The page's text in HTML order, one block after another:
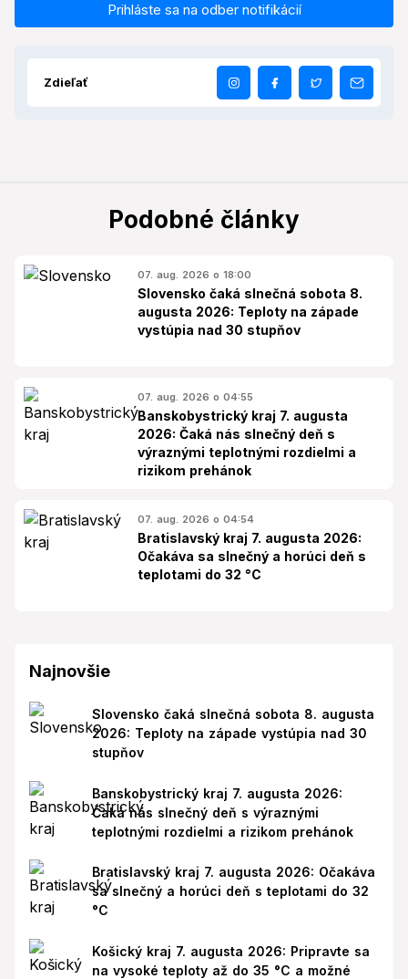
Prihláste sa na odber notifikácií
Zdieľať
Podobné články
07. aug. 2026 o 18:00
Slovensko čaká slnečná sobota 8.
augusta 2026: Teploty na západe
vystúpia nad 30 stupňov
07. aug. 2026 o 04:55
Banskobystrický kraj 7. augusta
2026: Čaká nás slnečný deň s
výraznými teplotnými rozdielmi a
rizikom prehánok
07. aug. 2026 o 04:54
Bratislavský kraj 7. augusta 2026:
Očakáva sa slnečný a horúci deň s
teplotami do 32 °C
Najnovšie
Slovensko čaká slnečná sobota 8. augusta
2026: Teploty na západe vystúpia nad 30
stupňov
Banskobystrický kraj 7. augusta 2026:
Čaká nás slnečný deň s výraznými
teplotnými rozdielmi a rizikom prehánok
Bratislavský kraj 7. augusta 2026: Očakáva
sa slnečný a horúci deň s teplotami do 32
°C
Košický kraj 7. augusta 2026: Pripravte sa
na vysoké teploty až do 35 °C a možné